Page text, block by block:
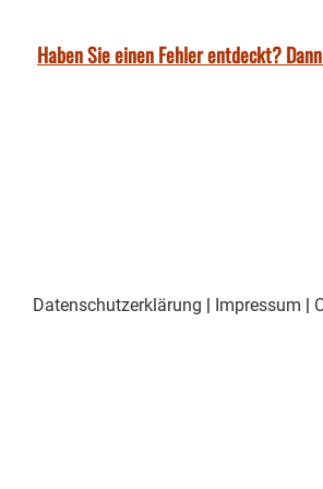
Haben Sie einen Fehler entdeckt?
Datenschutzerklärung | Impressum |